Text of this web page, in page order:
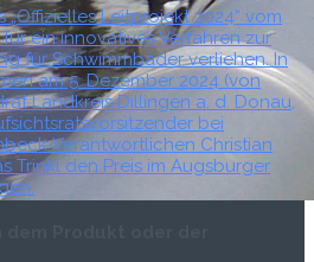
Leitprojekt 2024“ vom
ein innovatives Verfahren zur
für Schwimmbäder verliehen. In
am 5. Dezember 2024 (von
Landkreis Dillingen a. d. Donau,
bei
Verantwortlichen Christian
Trinkl den Preis im Augsburger
Produkt oder der